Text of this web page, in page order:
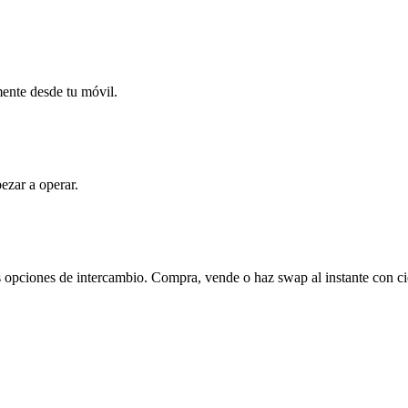
desde tu móvil.
a operar.
de intercambio. Compra, vende o haz swap al instante con